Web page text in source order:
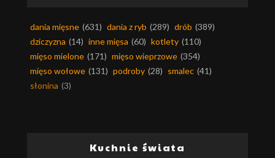
dania mięsne (631) dania z ryb (289) drób (389)
dziczyzna (14) inne mięsa (60) kotlety (110)
mięso mielone (171) mięso wieprzowe (354)
mięso wołowe (131) podroby (28) smalec (41)
słonina (3)
Kuchnie świata